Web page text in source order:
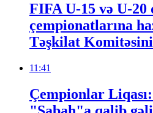
FIFA U-15 və U-20
çempionatlarına
Təşkilat
11:41
Çempionlar